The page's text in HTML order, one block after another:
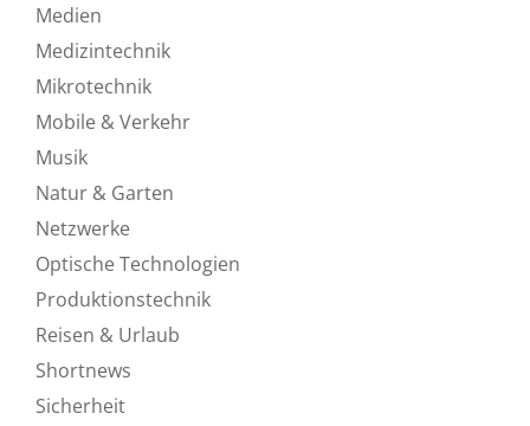
Medien
Medizintechnik
Mikrotechnik
Mobile & Verkehr
Musik
Natur & Garten
Netzwerke
Optische Technologien
Produktionstechnik
Reisen & Urlaub
Shortnews
Sicherheit